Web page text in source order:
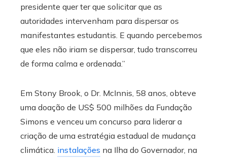
presidente quer ter que solicitar que as
autoridades intervenham para dispersar os
manifestantes estudantis. E quando percebemos
que eles não iriam se dispersar, tudo transcorreu
de forma calma e ordenada.”
Em Stony Brook, o Dr. McInnis, 58 anos, obteve
uma doação de US$ 500 milhões da Fundação
Simons e venceu um concurso para liderar a
criação de uma estratégia estadual de mudança
climática. instalações na Ilha do Governador, na